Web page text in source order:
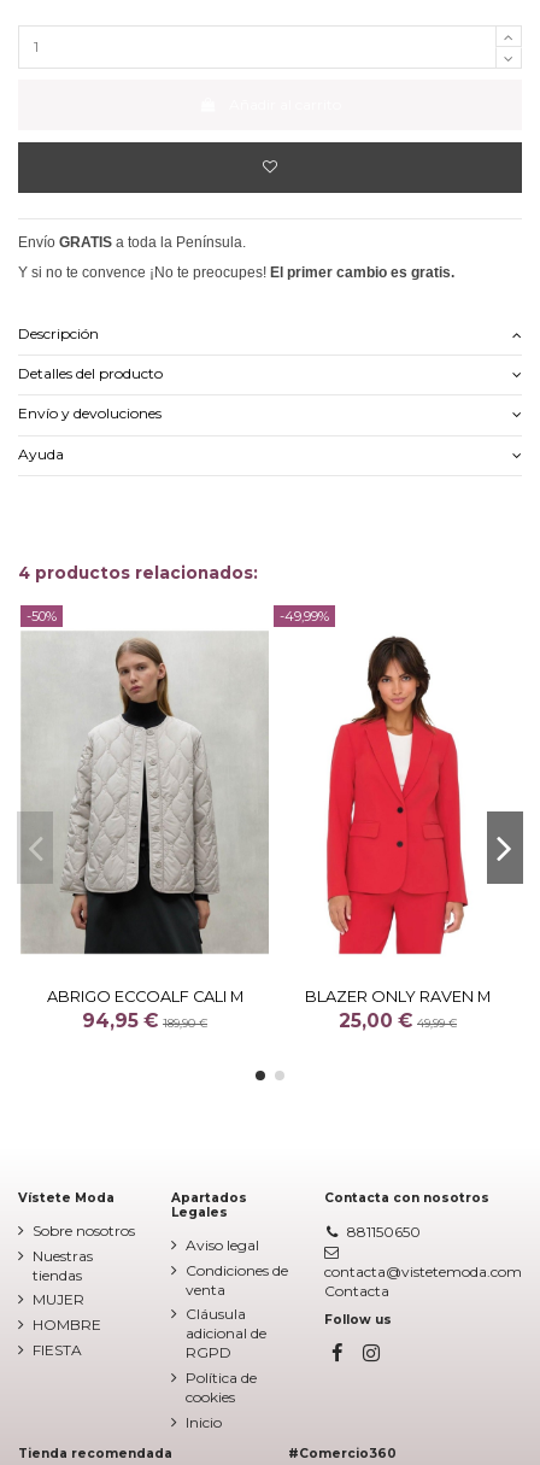
Envío GRATIS a toda la Península.
Y si no te convence ¡No te preocupes! El primer cambio es gratis.
Descripción
Detalles del producto
Envío y devoluciones
Ayuda
4 productos relacionados:
-50%
ABRIGO ECCOALF CALI M
94,95 € 189,90 €
-49,99%
BLAZER ONLY RAVEN M
25,00 € 49,99 €
Vístete Moda
Sobre nosotros
Nuestras
tiendas
MUJER
HOMBRE
FIESTA
Apartados
Legales
Aviso legal
Condiciones de
venta
Cláusula
adicional de
RGPD
Política de
cookies
Inicio
Contacta con nosotros
881150650
contacta@vistetemoda.com
Contacta
Follow us
Tienda recomendada #Comercio360